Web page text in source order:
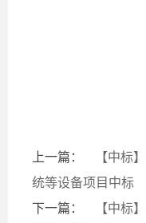
上一篇：
【中标
统等设备项目中标
下一篇：
【中标